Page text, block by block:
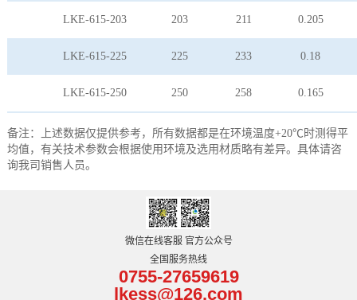
LKE-615-203 203 211 0.205
LKE-615-225 225 233 0.18
LKE-615-250 250 258 0.165
备注：上述数据仅提供参考，所有数据都是在环境温度+20℃时测得平
均值，有关技术参数会根据使用环境及选用材质略有差异。具体请咨
询我司销售人员。
微信在线客服 官方公众号
全国服务热线
0755-27659619
lkess@126.com